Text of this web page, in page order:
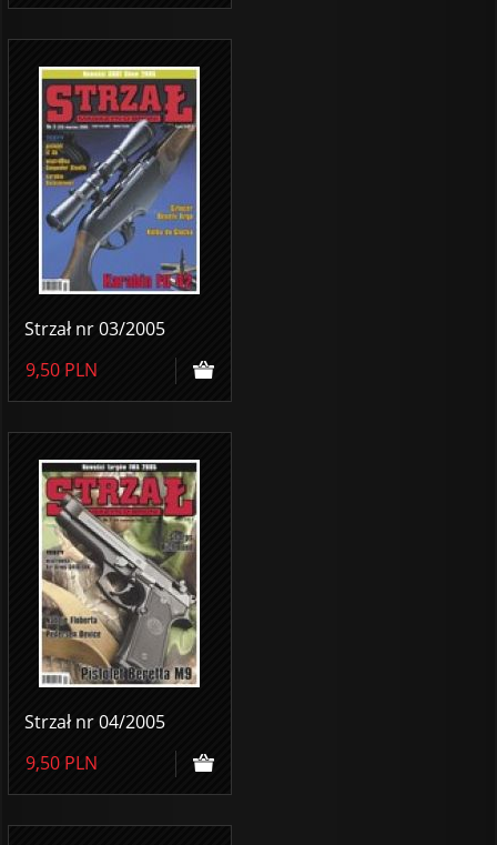
Strzał nr 03/2005
9,50 PLN
Strzał nr 04/2005
9,50 PLN